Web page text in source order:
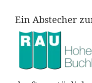
Ein Abstecher